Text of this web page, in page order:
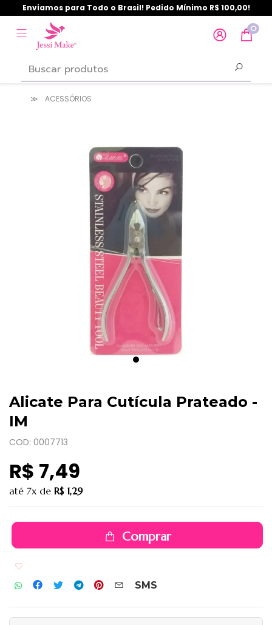
Enviamos para Todo o Brasil! Pedido Mínimo R$ 100,00!
0
ACESSÓRIOS
Alicate Para Cutícula Prateado -
IM
COD: 0007713
R$ 7,49
até 7x de R$ 1,29
Comprar
SMS